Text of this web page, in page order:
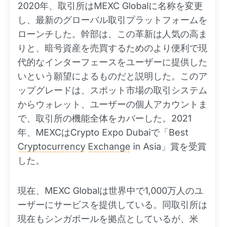
2020年、取引所はMEXC Globalに名称を変更
し、最新のグローバル取引プラットフォームを
ローンチした。幹部は、この革新は人気の高ま
りと、暗号資産を売買するためのより便利で現
代的なインターフェースをユーザーに提供した
いという願望によるものだと説明した。このア
ップグレードは、スポット市場の取引システム
からウォレット、ユーザーの個人アカウントま
で、取引所の機能全体をカバーした。2021
年、MEXCはCrypto Expo Dubaiで「Best
Cryptocurrency Exchange in Asia」賞を受賞
した。
現在、MEXC Globalは世界中で1,000万人のユ
ーザーにサービスを提供している。同取引所は
現在もシンガポールを拠点としているが、米